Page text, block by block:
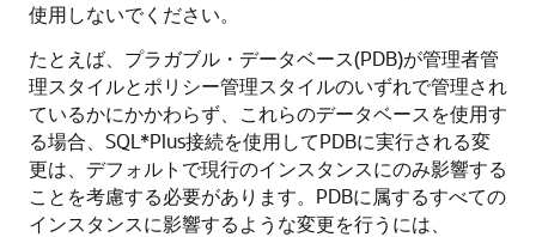
使用しないでください。
たとえば、プラガブル・データベース(PDB)が管理者管
理スタイルとポリシー管理スタイルのいずれで管理され
ているかにかかわらず、これらのデータベースを使用す
る場合、SQL*Plus接続を使用してPDBに実行される変
更は、デフォルトで現行のインスタンスにのみ影響する
ことを考慮する必要があります。PDBに属するすべての
インスタンスに影響するような変更を行うには、